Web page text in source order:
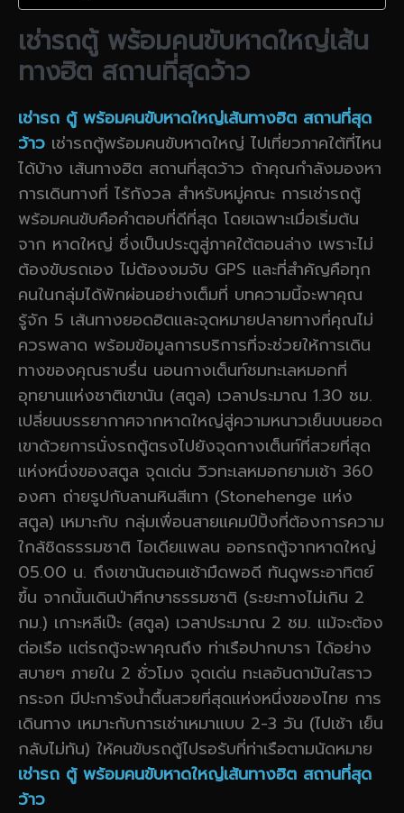
เช่ารถตู้ พร้อมคนขับหาดใหญ่เส้น
ทางฮิต สถานที่สุดว้าว
เช่ารถ ตู้ พร้อมคนขับหาดใหญ่เส้นทางฮิต สถานที่สุด
ว้าว เช่ารถตู้พร้อมคนขับหาดใหญ่ ไปเที่ยวภาคใต้ที่ไหน
ได้บ้าง เส้นทางฮิต สถานที่สุดว้าว ถ้าคุณกำลังมองหา
การเดินทางที่ ไร้กังวล สำหรับหมู่คณะ การเช่ารถตู้
พร้อมคนขับคือคำตอบที่ดีที่สุด โดยเฉพาะเมื่อเริ่มต้น
จาก หาดใหญ่ ซึ่งเป็นประตูสู่ภาคใต้ตอนล่าง เพราะไม่
ต้องขับรถเอง ไม่ต้องงมจับ GPS และที่สำคัญคือทุก
คนในกลุ่มได้พักผ่อนอย่างเต็มที่ บทความนี้จะพาคุณ
รู้จัก 5 เส้นทางยอดฮิตและจุดหมายปลายทางที่คุณไม่
ควรพลาด พร้อมข้อมูลการบริการที่จะช่วยให้การเดิน
ทางของคุณราบรื่น นอนกางเต็นท์ชมทะเลหมอกที่
อุทยานแห่งชาติเขานัน (สตูล) เวลาประมาณ 1.30 ชม.
เปลี่ยนบรรยากาศจากหาดใหญ่สู่ความหนาวเย็นบนยอด
เขาด้วยการนั่งรถตู้ตรงไปยังจุดกางเต็นท์ที่สวยที่สุด
แห่งหนึ่งของสตูล จุดเด่น วิวทะเลหมอกยามเช้า 360
องศา ถ่ายรูปกับลานหินสีเทา (Stonehenge แห่ง
สตูล) เหมาะกับ กลุ่มเพื่อนสายแคมป์ปิ้งที่ต้องการความ
ใกล้ชิดธรรมชาติ ไอเดียแพลน ออกรถตู้จากหาดใหญ่
05.00 น. ถึงเขานันตอนเช้ามืดพอดี ทันดูพระอาทิตย์
ขึ้น จากนั้นเดินป่าศึกษาธรรมชาติ (ระยะทางไม่เกิน 2
กม.) เกาะหลีเป๊ะ (สตูล) เวลาประมาณ 2 ชม. แม้จะต้อง
ต่อเรือ แต่รถตู้จะพาคุณถึง ท่าเรือปากบารา ได้อย่าง
สบายๆ ภายใน 2 ชั่วโมง จุดเด่น ทะเลอันดามันใสราว
กระจก มีปะการังน้ำตื้นสวยที่สุดแห่งหนึ่งของไทย การ
เดินทาง เหมาะกับการเช่าเหมาแบบ 2-3 วัน (ไปเช้า เย็น
กลับไม่ทัน) ให้คนขับรถตู้ไปรอรับที่ท่าเรือตามนัดหมาย
เช่ารถ ตู้ พร้อมคนขับหาดใหญ่เส้นทางฮิต สถานที่สุด
ว้าว